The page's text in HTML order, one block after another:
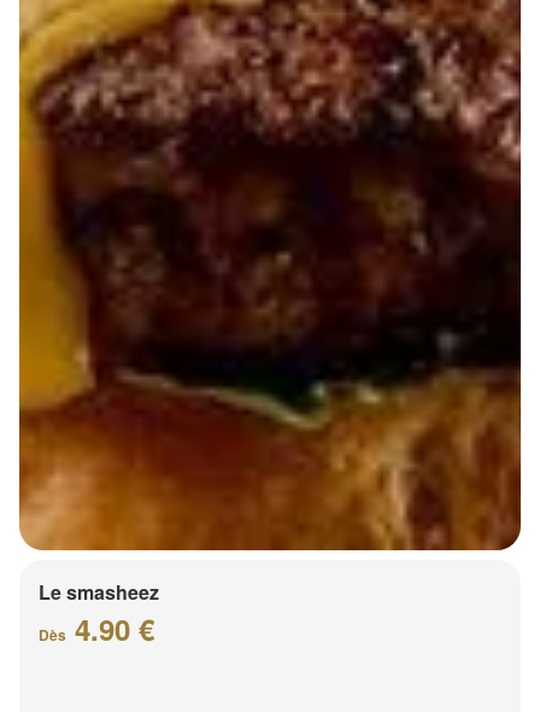
Le smasheez
Dès 4.90 €